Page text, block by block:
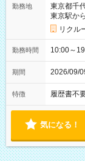
勤務地
東京都千
東京駅か
リクル
勤務時間 10:00～
期間 2026/09/
特徴 履歴書不
気になる！